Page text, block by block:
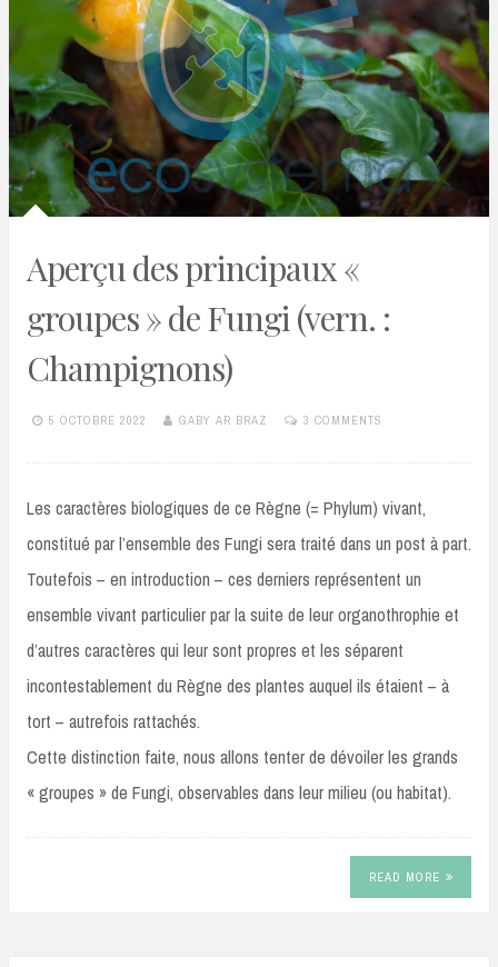
Aperçu des principaux «
groupes » de Fungi (vern. :
Champignons)
5 OCTOBRE 2022 GABY AR BRAZ 3 COMMENTS
Les caractères biologiques de ce Règne (= Phylum) vivant,
constitué par l’ensemble des Fungi sera traité dans un post à part.
Toutefois – en introduction – ces derniers représentent un
ensemble vivant particulier par la suite de leur organothrophie et
d’autres caractères qui leur sont propres et les séparent
incontestablement du Règne des plantes auquel ils étaient – à
tort – autrefois rattachés.
Cette distinction faite, nous allons tenter de dévoiler les grands
« groupes » de Fungi, observables dans leur milieu (ou habitat).
READ MORE